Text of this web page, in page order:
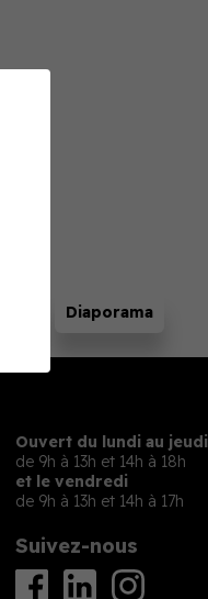
Ouvert du lundi au jeudi
de 9h à 13h et 14h à 18h
et le vendredi
de 9h à 13h et 14h à 17h
Suivez-nous